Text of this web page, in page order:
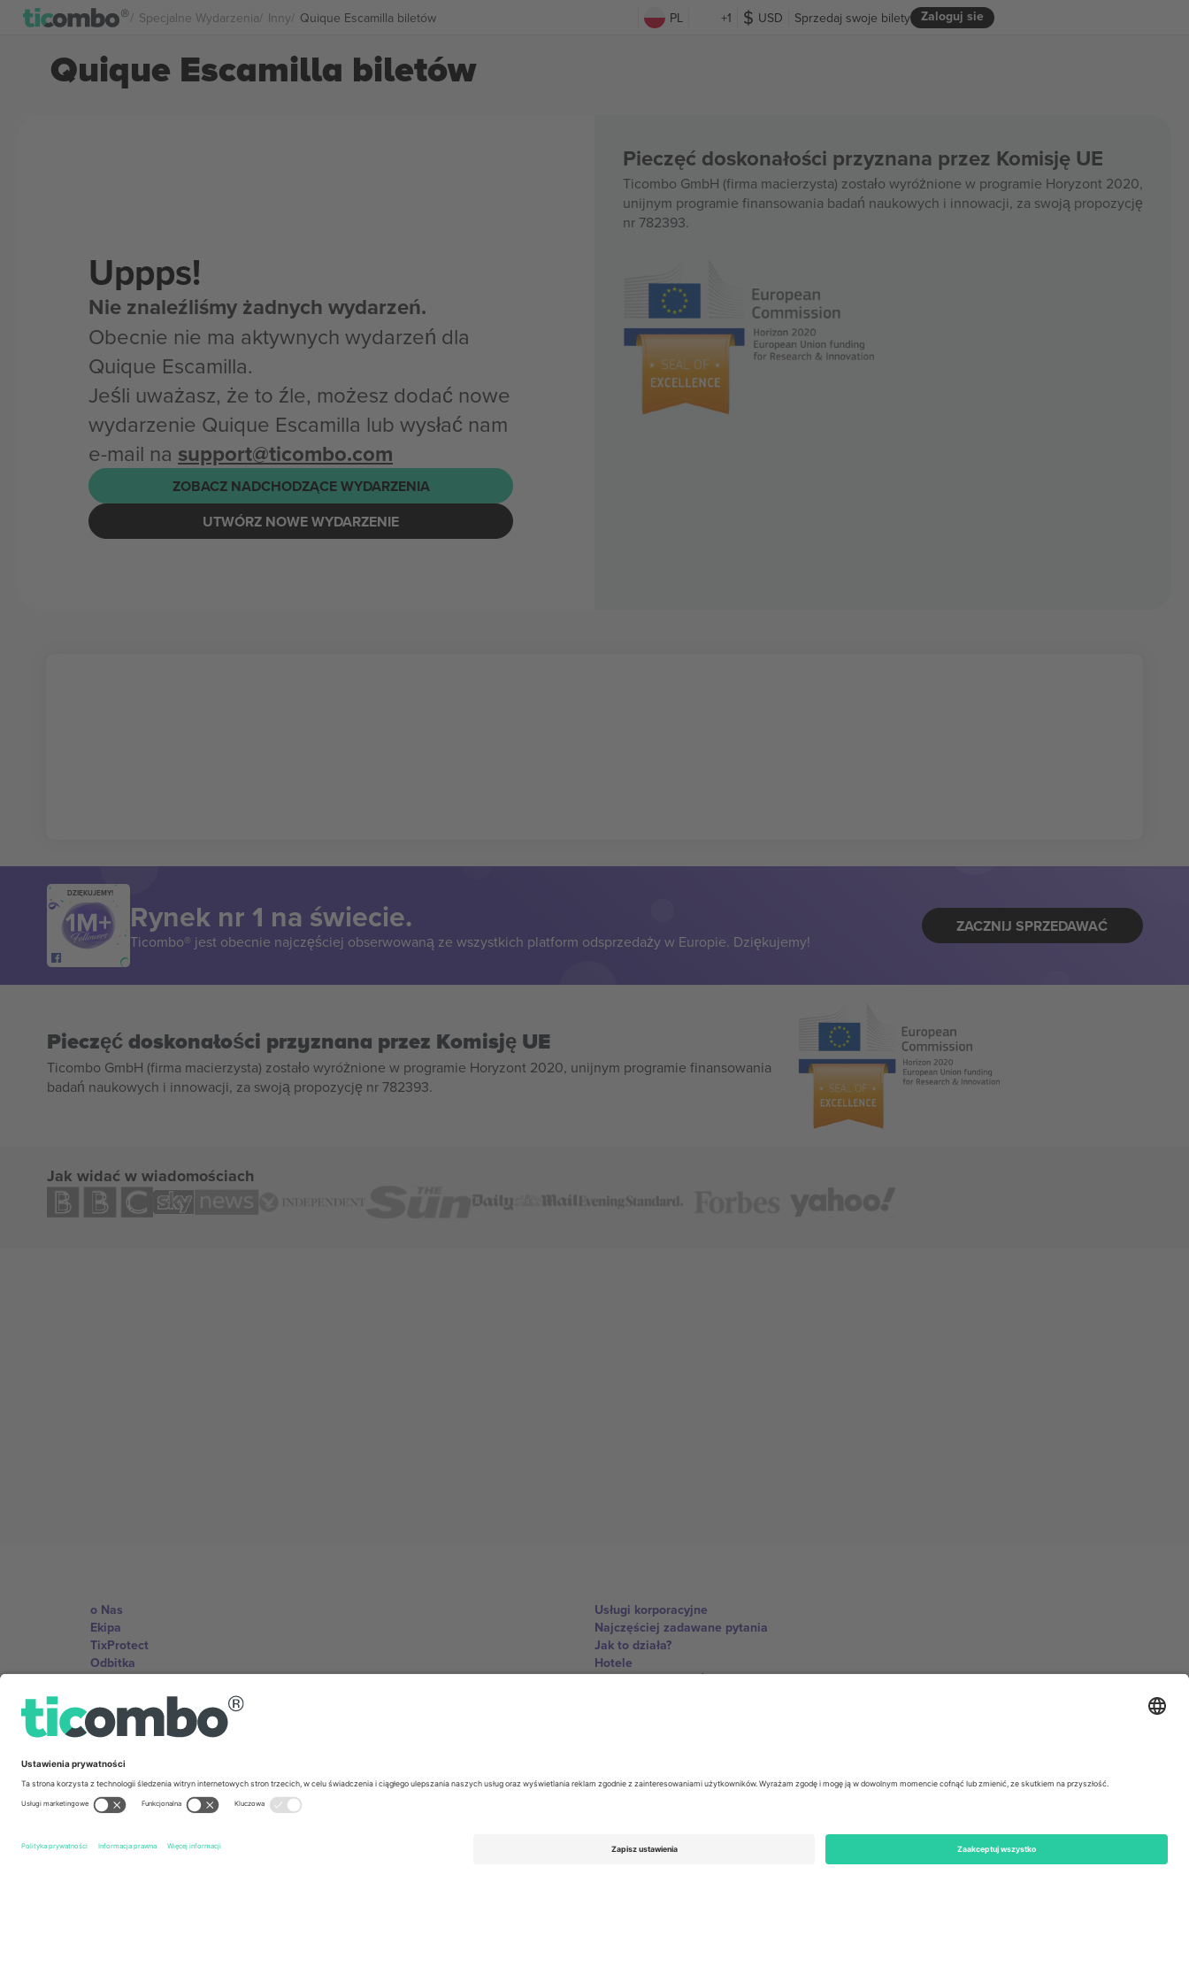
Specjalne Wydarzenia Inny Quique Escamilla biletów PL +1 USD Zaloguj sie
Sprzedaj swoje bilety
Quique Escamilla biletów
Uppps!
Nie znaleźliśmy żadnych wydarzeń.
Obecnie nie ma aktywnych wydarzeń dla
Quique Escamilla.
Jeśli uważasz, że to źle, możesz dodać nowe
wydarzenie Quique Escamilla lub wysłać nam
e-mail na support@ticombo.com
ZOBACZ NADCHODZĄCE WYDARZENIA
UTWÓRZ NOWE WYDARZENIE
Pieczęć doskonałości przyznana przez Komisję UE
Ticombo GmbH (firma macierzysta) zostało wyróżnione w programie Horyzont 2020,
unijnym programie finansowania badań naukowych i innowacji, za swoją propozycję
nr 782393.
DZIĘKUJEMY!
Rynek nr 1 na świecie.
Ticombo® jest obecnie najczęściej obserwowaną ze wszystkich platform odsprzedaży w Europie. Dziękujemy!
ZACZNIJ SPRZEDAWAĆ
Pieczęć doskonałości przyznana przez Komisję UE
Ticombo GmbH (firma macierzysta) zostało wyróżnione w programie Horyzont 2020, unijnym programie finansowania
badań naukowych i innowacji, za swoją propozycję nr 782393.
Jak widać w wiadomościach
o Nas
Ekipa
TixProtect
Odbitka
Zasady i warunki
Program partnerski
Usługi korporacyjne
Najczęściej zadawane pytania
Jak to działa?
Hotele
Centrum Pucharu Świata